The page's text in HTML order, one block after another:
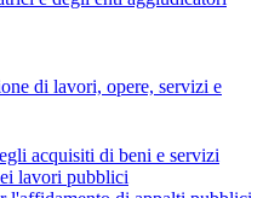
di lavori, opere, servizi e
acquisiti di beni e servizi
lavori pubblici